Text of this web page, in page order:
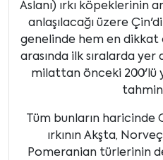
Aslanı) ırkı köpeklerinin
anlaşılacağı üzere
genelinde hem en dikkat
arasında ilk sıralarda yer
milattan önceki 200'lü
tahmin
Tüm bunların haricinde
ırkının Akşta,
Pomeranian türlerinin